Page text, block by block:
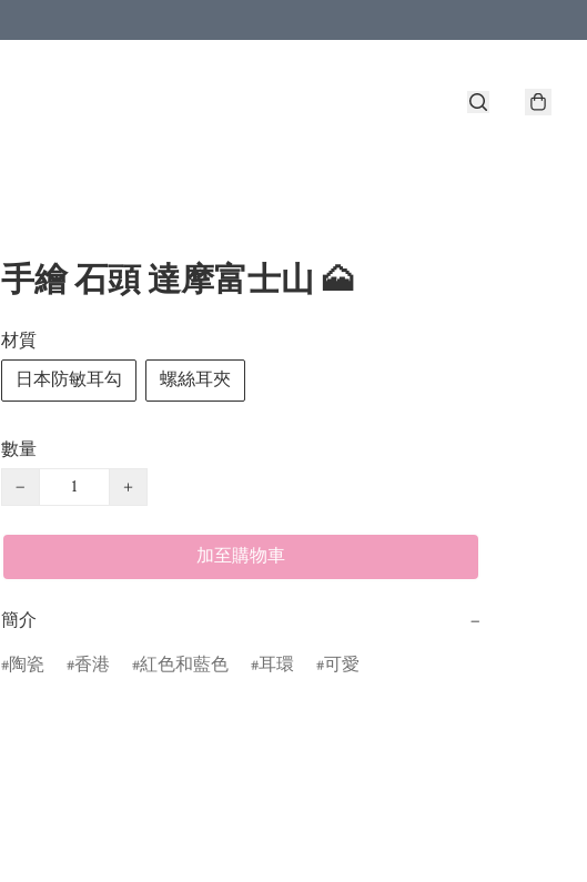
手繪 石頭 達摩富士山 🗻
材質
日本防敏耳勾
螺絲耳夾
數量
−
+
加至購物車
簡介
−
陶瓷
香港 紅色和藍色 耳環 可愛